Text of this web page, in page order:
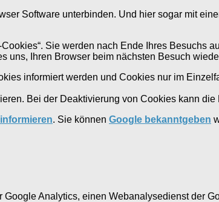
Software unterbinden. Und hier sogar mit
Sie werden nach Ende Ihres Besuchs
uns, Ihren Browser beim nächsten Besuch
informiert werden und Cookies nur im
Bei der Deaktivierung von Cookies kann
. Sie können Google bekanntgeben
Analytics, einen Webanalysedienst der